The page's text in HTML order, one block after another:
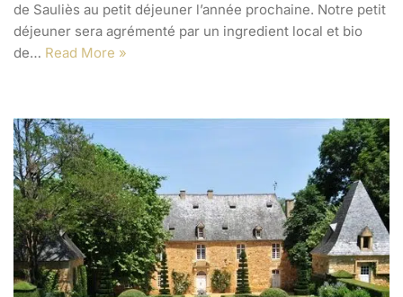
de Sauliès au petit déjeuner l’année prochaine. Notre petit
déjeuner sera agrémenté par un ingredient local et bio
de… Read More »